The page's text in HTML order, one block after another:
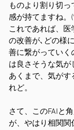
ものより割り切
感が持てますね。
これであれば、
の改善が､どの様
善に繋がっていく
は良さそうな気が
あくまで、気が
れど。
さて、このFAIと
が、やはり相関